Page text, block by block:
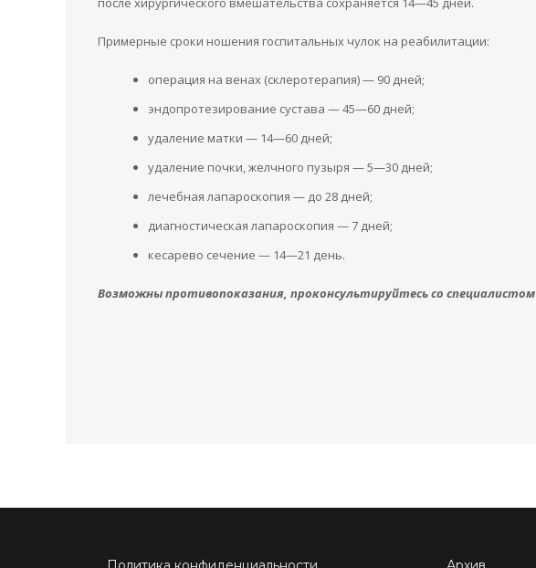
Примерные сроки ношения госпитальных чулок на реабилитации:
операция на венах (склеротерапия) — 90 дней;
эндопротезирование сустава — 45—60 дней;
удаление матки — 14—60 дней;
удаление почки, желчного пузыря — 5—30 дней;
лечебная лапароскопия — до 28 дней;
диагностическая лапароскопия — 7 дней;
кесарево сечение — 14—21 день.
Возможны противопоказания, проконсультируйтесь со специалистом